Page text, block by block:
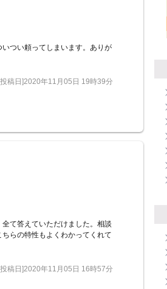
つい頼ってしまいます。ありが
[投稿日]2020年11月05日 19時39分
て答えていただけました。相談
らの特性もよくわかってくれて
[投稿日]2020年11月05日 16時57分